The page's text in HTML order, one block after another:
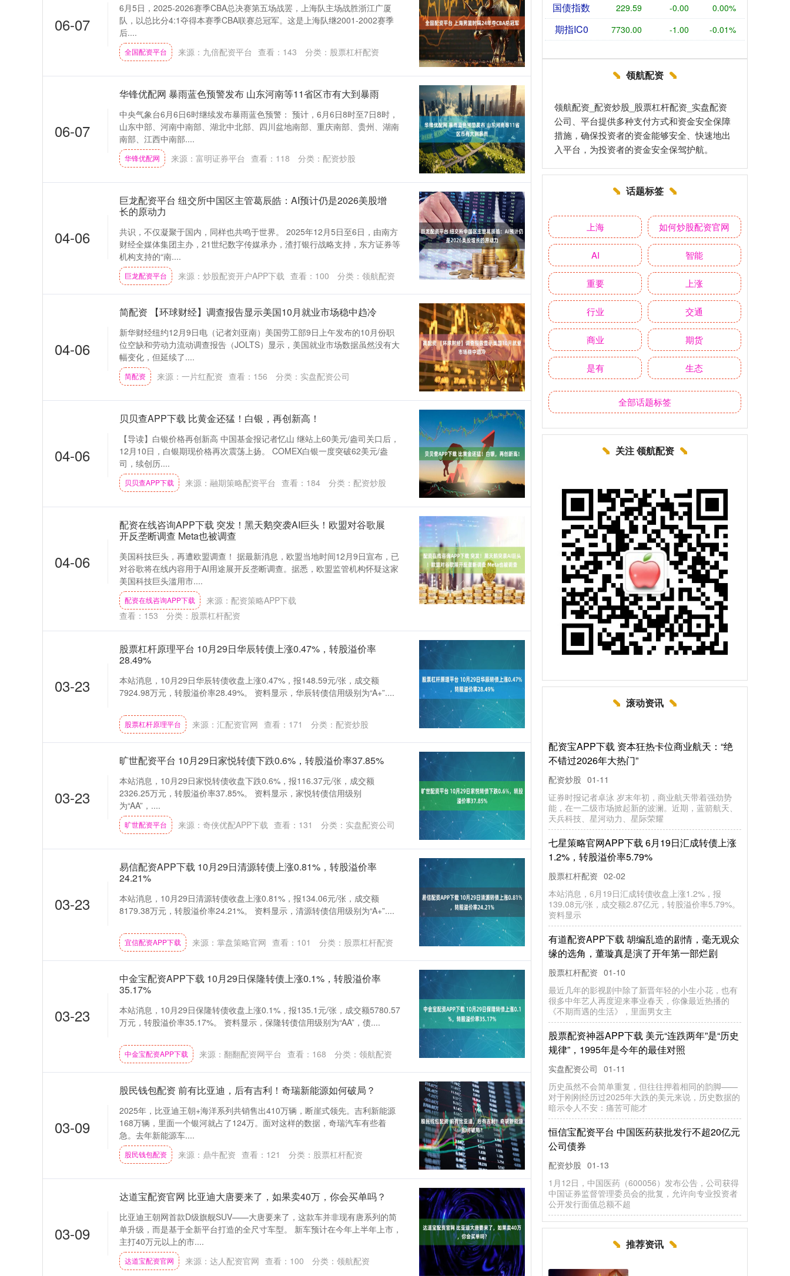
06-07
6月5日，2025-2026赛季CBA总决赛第五场战罢，上海队主场战胜浙江广厦
队，以总比分4:1夺得本赛季CBA联赛总冠军。这是上海队继2001-2002赛季
后....
全国配资平台 来源：九倍配资平台 查看： 143 分类： 股票杠杆配资
06-07
华锋优配网 暴雨蓝色预警发布 山东河南等11省区市有大到暴雨
中央气象台6月6日6时继续发布暴雨蓝色预警： 预计，6月6日8时至7日8时，
山东中部、河南中南部、湖北中北部、四川盆地南部、重庆南部、贵州、湖南
南部、江西中南部....
华锋优配网 来源：富明证券平台 查看： 118 分类： 配资炒股
04-06
巨龙配资平台 纽交所中国区主管葛辰皓：AI预计仍是2026美股增
长的原动力
共识，不仅凝聚于国内，同样也共鸣于世界。 2025年12月5日至6日，由南方
财经全媒体集团主办，21世纪数字传媒承办，渣打银行战略支持，东方证券等
机构支持的“南....
巨龙配资平台 来源：炒股配资开户APP下载 查看： 100 分类： 领航配资
04-06
简配资 【环球财经】调查报告显示美国10月就业市场稳中趋冷
新华财经纽约12月9日电（记者刘亚南）美国劳工部9日上午发布的10月份职
位空缺和劳动力流动调查报告（JOLTS）显示，美国就业市场数据虽然没有大
幅变化，但延续了....
简配资 来源：一片红配资 查看： 156 分类： 实盘配资公司
04-06
贝贝查APP下载 比黄金还猛！白银，再创新高！
【导读】白银价格再创新高 中国基金报记者忆山 继站上60美元/盎司关口后，
12月10日，白银期现价格再次震荡上扬。 COMEX白银一度突破62美元/盎
司，续创历....
贝贝查APP下载 来源：融期策略配资平台 查看： 184 分类： 配资炒股
04-06
配资在线咨询APP下载 突发！黑天鹅突袭AI巨头！欧盟对谷歌展
开反垄断调查 Meta也被调查
美国科技巨头，再遭欧盟调查！ 据最新消息，欧盟当地时间12月9日宣布，已
对谷歌将在线内容用于AI用途展开反垄断调查。据悉，欧盟监管机构怀疑这家
美国科技巨头滥用市....
配资在线咨询APP下载
来源：配资策略APP下载
查看： 153 分类： 股票杠杆配资
03-23
股票杠杆原理平台 10月29日华辰转债上涨0.47%，转股溢价率
28.49%
本站消息，10月29日华辰转债收盘上涨0.47%，报148.59元/张，成交额
7924.98万元，转股溢价率28.49%。 资料显示，华辰转债信用级别为“A+”....
股票杠杆原理平台 来源：汇配资官网 查看： 171 分类： 配资炒股
03-23
旷世配资平台 10月29日家悦转债下跌0.6%，转股溢价率37.85%
本站消息，10月29日家悦转债收盘下跌0.6%，报116.37元/张，成交额
2326.25万元，转股溢价率37.85%。 资料显示，家悦转债信用级别
为“AA”，....
旷世配资平台 来源：奇侠优配APP下载 查看： 131 分类： 实盘配资公司
03-23
易信配资APP下载 10月29日清源转债上涨0.81%，转股溢价率
24.21%
本站消息，10月29日清源转债收盘上涨0.81%，报134.06元/张，成交额
8179.38万元，转股溢价率24.21%。 资料显示，清源转债信用级别为“A+”....
宜信配资APP下载 来源：掌盘策略官网 查看： 101 分类： 股票杠杆配资
03-23
中金宝配资APP下载 10月29日保隆转债上涨0.1%，转股溢价率
35.17%
本站消息，10月29日保隆转债收盘上涨0.1%，报135.1元/张，成交额5780.57
万元，转股溢价率35.17%。 资料显示，保隆转债信用级别为“AA”，债....
中金宝配资APP下载 来源：翻翻配资网平台 查看： 168 分类： 领航配资
03-09
股民钱包配资 前有比亚迪，后有吉利！奇瑞新能源如何破局？
2025年，比亚迪王朝+海洋系列共销售出410万辆，断崖式领先。吉利新能源
168万辆，里面一个银河就占了124万。面对这样的数据，奇瑞汽车有些着
急。去年新能源车....
股民钱包配资 来源：鼎牛配资 查看： 121 分类： 股票杠杆配资
03-09
达道宝配资官网 比亚迪大唐要来了，如果卖40万，你会买单吗？
比亚迪王朝网首款D级旗舰SUV——大唐要来了，这款车并非现有唐系列的简
单升级，而是基于全新平台打造的全尺寸车型。 新车预计在今年上半年上市，
主打40万元以上的市....
达道宝配资官网 来源：达人配资官网 查看： 100 分类： 领航配资
国债指数 229.59 -0.00 0.00%
期指IC0 7730.00 -1.00 -0.01%
领航配资
领航配资_配资炒股_股票杠杆配资_实盘配资
公司、平台提供多种支付方式和资金安全保障
措施，确保投资者的资金能够安全、快速地出
入平台，为投资者的资金安全保驾护航。
话题标签
上海 如何炒股配资官网
AI 智能
重要 上涨
行业 交通
商业 期货
是有 生态
全部话题标签
关注 领航配资
滚动资讯
配资宝APP下载 资本狂热卡位商业航天：“绝
不错过2026年大热门”
配资炒股 01-11
证券时报记者卓泳 岁末年初，商业航天带着强劲势
能，在一二级市场掀起新的波澜。近期，蓝箭航天、
天兵科技、星河动力、星际荣耀
七星策略官网APP下载 6月19日汇成转债上涨
1.2%，转股溢价率5.79%
股票杠杆配资 02-02
本站消息，6月19日汇成转债收盘上涨1.2%，报
139.08元/张，成交额2.87亿元，转股溢价率5.79%。
资料显示
有道配资APP下载 胡编乱造的剧情，毫无观众
缘的选角，董璇真是演了开年第一部烂剧
股票杠杆配资 01-10
最近几年的影视剧中除了新晋年轻的小生小花，也有
很多中年艺人再度迎来事业春天，你像最近热播的
《不期而遇的生活》，里面男女主
股票配资神器APP下载 美元“连跌两年”是“历史
规律”，1995年是今年的最佳对照
实盘配资公司 01-11
历史虽然不会简单重复，但往往押着相同的韵脚——
对于刚刚经历过2025年大跌的美元来说，历史数据的
暗示令人不安：痛苦可能才
恒信宝配资平台 中国医药获批发行不超20亿元
公司债券
配资炒股 01-13
1月12日，中国医药（600056）发布公告，公司获得
中国证券监督管理委员会的批复，允许向专业投资者
公开发行面值总额不超
推荐资讯